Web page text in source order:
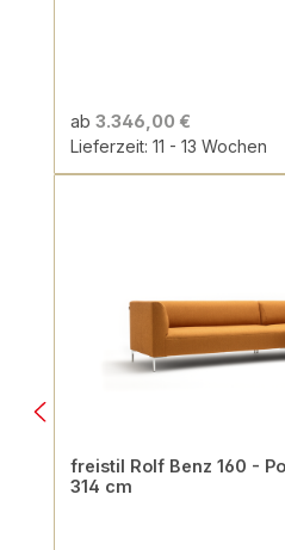
ab 3.346,00 €
Lieferzeit: 11 - 13 Wochen
freistil Rolf Benz 160 -
314 cm